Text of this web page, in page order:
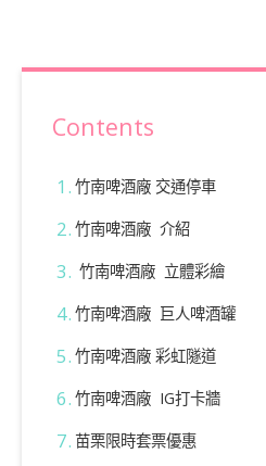
Contents
竹南啤酒廠 交通停車
竹南啤酒廠 介紹
竹南啤酒廠 立體彩繪
竹南啤酒廠 巨人啤酒罐
竹南啤酒廠 彩虹隧道
竹南啤酒廠 IG打卡牆
苗栗限時套票優惠